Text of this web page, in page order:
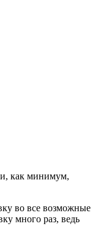
как минимум,
во все возможные
много раз, ведь